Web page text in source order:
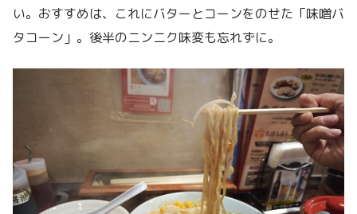
い。おすすめは、これにバターとコーンをのせた「味噌バ
タコーン」。後半のニンニク味変も忘れずに。